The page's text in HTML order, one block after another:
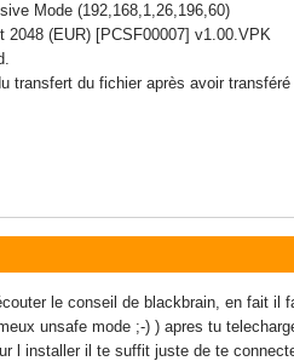
Mode (192,168,1,26,196,60)
(EUR) [PCSF00007] v1.00.VPK
du fichier après avoir
le conseil de blackbrain, en fait
unsafe mode ;-) ) apres tu
l installer il te suffit juste de te